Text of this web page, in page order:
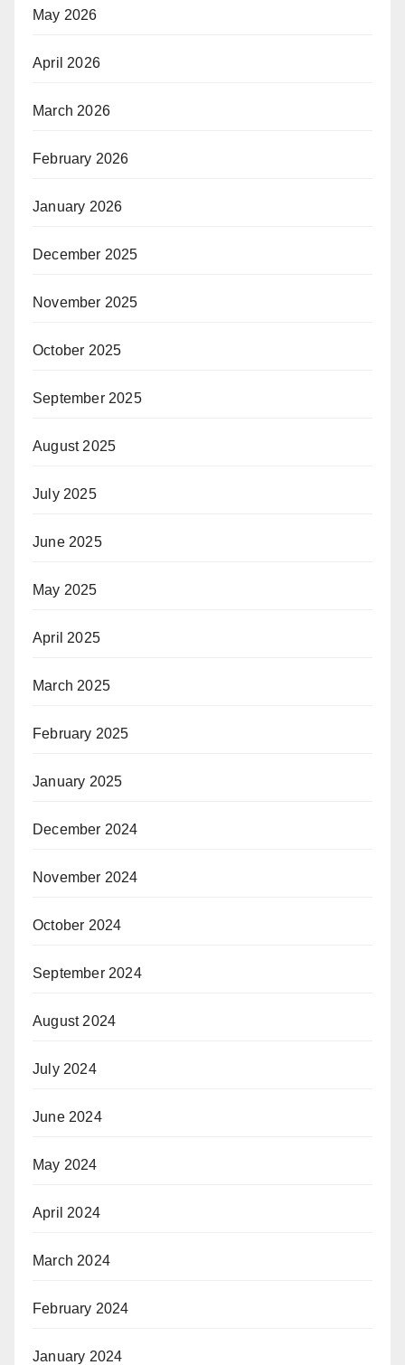
May 2026
April 2026
March 2026
February 2026
January 2026
December 2025
November 2025
October 2025
September 2025
August 2025
July 2025
June 2025
May 2025
April 2025
March 2025
February 2025
January 2025
December 2024
November 2024
October 2024
September 2024
August 2024
July 2024
June 2024
May 2024
April 2024
March 2024
February 2024
January 2024